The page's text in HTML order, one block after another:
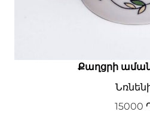
Քաղցրի աման
15000